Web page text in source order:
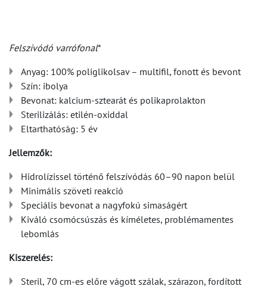
Felszívódó varrófonal*
Anyag: 100% poliglikolsav – multifil, fonott és bevont
Szín: ibolya
Bevonat: kalcium-sztearát és polikaprolakton
Sterilizálás: etilén-oxiddal
Eltarthatóság: 5 év
Jellemzők:
Hidrolízissel történő felszívódás 60–90 napon belül
Minimális szöveti reakció
Speciális bevonat a nagyfokú simaságért
Kiváló csomócsúszás és kíméletes, problémamentes
lebomlás
Kiszerelés:
Steril, 70 cm-es előre vágott szálak, szárazon, fordított